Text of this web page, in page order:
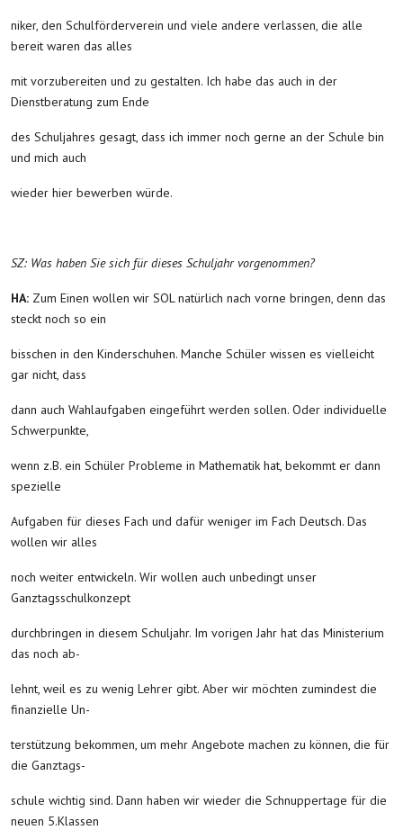
niker, den Schulförderverein und viele andere verlassen, die alle
bereit waren das alles
mit vorzubereiten und zu gestalten. Ich habe das auch in der
Dienstberatung zum Ende
des Schuljahres gesagt, dass ich immer noch gerne an der Schule bin
und mich auch
wieder hier bewerben würde.
SZ: Was haben Sie sich für dieses Schuljahr vorgenommen?
HA: Zum Einen wollen wir SOL natürlich nach vorne bringen, denn das
steckt noch so ein
bisschen in den Kinderschuhen. Manche Schüler wissen es vielleicht
gar nicht, dass
dann auch Wahlaufgaben eingeführt werden sollen. Oder individuelle
Schwerpunkte,
wenn z.B. ein Schüler Probleme in Mathematik hat, bekommt er dann
spezielle
Aufgaben für dieses Fach und dafür weniger im Fach Deutsch. Das
wollen wir alles
noch weiter entwickeln. Wir wollen auch unbedingt unser
Ganztagsschulkonzept
durchbringen in diesem Schuljahr. Im vorigen Jahr hat das Ministerium
das noch ab-
lehnt, weil es zu wenig Lehrer gibt. Aber wir möchten zumindest die
finanzielle Un-
terstützung bekommen, um mehr Angebote machen zu können, die für
die Ganztags-
schule wichtig sind. Dann haben wir wieder die Schnuppertage für die
neuen 5.Klassen